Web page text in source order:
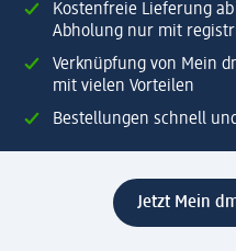
Kostenfreie Lieferung
Abholung nur mit
Verknüpfung von Mein
mit vielen Vorteilen
Bestellungen schnell
Jetzt Mein